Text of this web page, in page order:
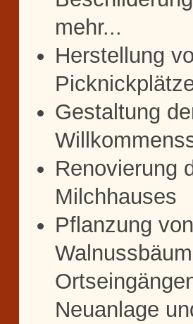
mehr...
Herstellung
Gestaltung
Renovierung
Milchhauses
Pflanzung
Neuanlage